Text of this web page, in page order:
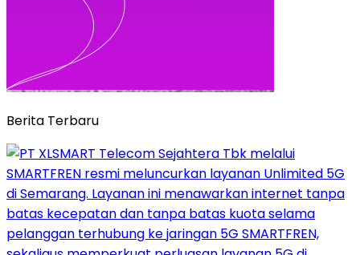
Berita Terbaru